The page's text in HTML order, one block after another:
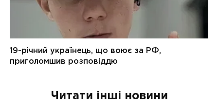
Читати інші новини